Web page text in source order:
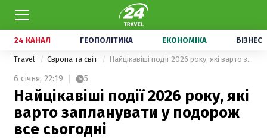
24 КАНАЛ ГЕОПОЛІТИКА ЕКОНОМІКА БІЗНЕС
Travel Європа та світ Найцікавіші події 2026 року, які варто запланувати у подорож все сьогодні
6 січня, 22:19 5
Найцікавіші події 2026 року, які
варто запланувати у подорож
все сьогодні